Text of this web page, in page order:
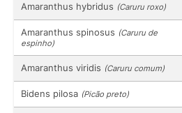
Amaranthus hybridus (Caruru roxo)
Amaranthus spinosus (Caruru de
espinho)
Amaranthus viridis (Caruru comum)
Bidens pilosa (Picão preto)